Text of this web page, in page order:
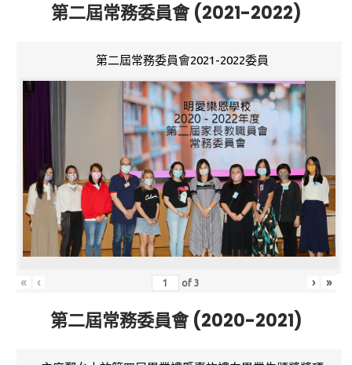
第二屆常務委員會 (2021-2022)
第二屆常務委員會2021-2022委員
« ‹ of3 › »
第二屆常務委員會 (2020-2021)